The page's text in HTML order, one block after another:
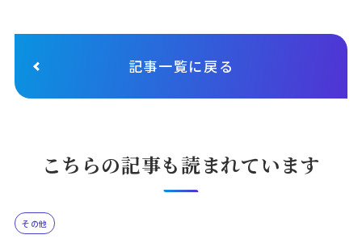
記事一覧に戻る
こちらの記事も読まれています
その他